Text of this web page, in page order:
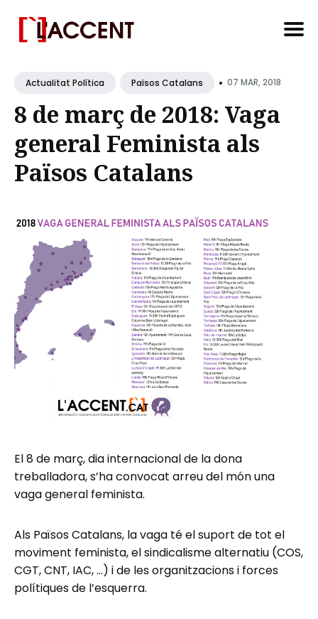
forActualitat Política Països Catalans • 07 MAR, 2018
8 de març de 2018: Vaga
general Feminista als
Països Catalans
El 8 de març, dia internacional de la dona
treballadora, s’ha convocat arreu del món una
vaga general feminista.
Als Països Catalans, la vaga té el suport de tot el
moviment feminista, el sindicalisme alternatiu (COS,
CGT, CNT, IAC, …) i de les organitzacions i forces
polítiques de l’esquerra.